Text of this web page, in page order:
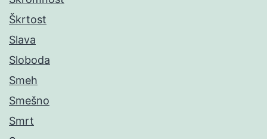
Škrtost
Slava
Sloboda
Smeh
Smešno
Smrt